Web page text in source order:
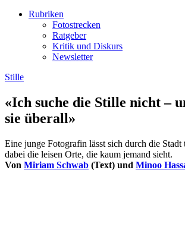
Rubriken
Fotostrecken
Ratgeber
Kritik und Diskurs
Newsletter
Stille
«Ich suche die Stille nicht –
sie überall»
Eine junge Fotografin lässt sich durch die Stadt
dabei die leisen Orte, die kaum jemand sieht.
Von Miriam Schwab (Text) und Minoo